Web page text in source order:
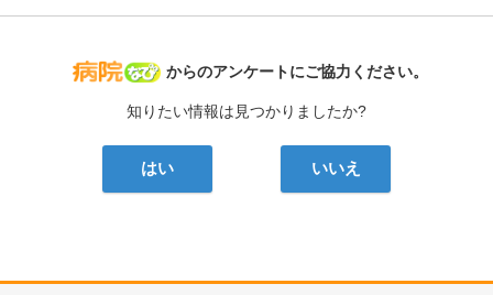
病院なび
からのアンケートにご協力ください。
知りたい情報は見つかりましたか?
はい いいえ